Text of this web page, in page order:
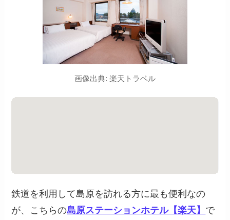
画像出典: 楽天トラベル
鉄道を利用して島原を訪れる方に最も便利なの
が、こちらの島原ステーションホテル【楽天】 で